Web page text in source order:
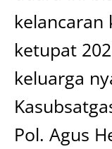
kelancaran
ketupat
keluarga
Pol. Agus